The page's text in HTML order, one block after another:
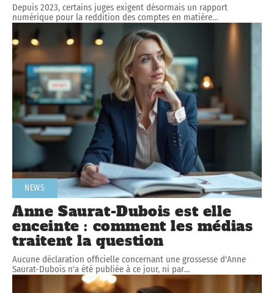
Depuis 2023, certains juges exigent désormais un rapport
numérique pour la reddition des comptes en matière…
NEWS
Anne Saurat-Dubois est elle
enceinte : comment les médias
traitent la question
Aucune déclaration officielle concernant une grossesse d'Anne
Saurat-Dubois n'a été publiée à ce jour, ni par…